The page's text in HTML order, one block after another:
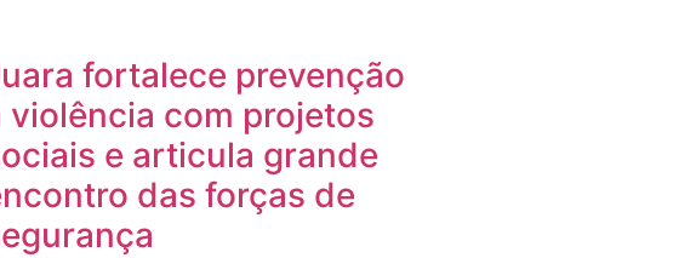
fortalece prevenção
violência com projetos
e articula grande
das forças de